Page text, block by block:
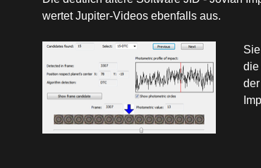
wertet Jupiter-Videos ebenfalls aus.
die